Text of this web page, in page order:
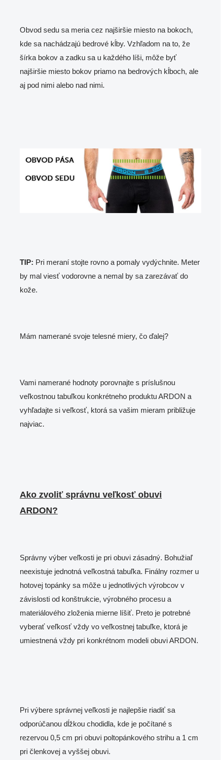
Obvod sedu sa meria cez najširšie miesto na bokoch,
kde sa nachádzajú bedrové kĺby. Vzhľadom na to, že
šírka bokov a zadku sa u každého líši, môže byť
najširšie miesto bokov priamo na bedrových kĺboch, ale
aj pod nimi alebo nad nimi.
TIP: Pri meraní stojte rovno a pomaly vydýchnite. Meter
by mal viesť vodorovne a nemal by sa zarezávať do
kože.
Mám namerané svoje telesné miery, čo ďalej?
Vami namerané hodnoty porovnajte s príslušnou
veľkostnou tabuľkou konkrétneho produktu ARDON a
vyhľadajte si veľkosť, ktorá sa vašim mieram približuje
najviac.
Ako zvoliť správnu veľkosť obuvi
ARDON?
Správny výber veľkosti je pri obuvi zásadný. Bohužiaľ
neexistuje jednotná veľkostná tabuľka. Finálny rozmer u
hotovej topánky sa môže u jednotlivých výrobcov v
závislosti od konštrukcie, výrobného procesu a
materiálového zloženia mierne líšiť. Preto je potrebné
vyberať veľkosť vždy vo veľkostnej tabuľke, ktorá je
umiestnená vždy pri konkrétnom modeli obuvi ARDON.
Pri výbere správnej veľkosti je najlepšie riadiť sa
odporúčanou dĺžkou chodidla, kde je počítané s
rezervou 0,5 cm pri obuvi poltopánkového strihu a 1 cm
pri členkovej a vyššej obuvi.